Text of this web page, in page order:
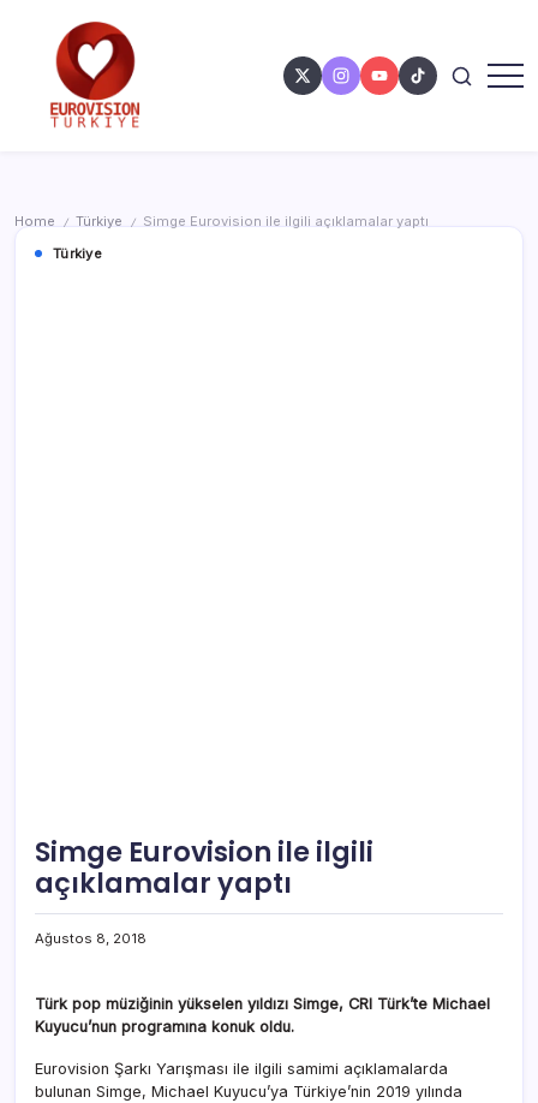
Home / Türkiye /
Simge Eurovision ile ilgili açıklamalar yaptı
Türkiye
Simge Eurovision ile ilgili
açıklamalar yaptı
Ağustos 8, 2018
Türk pop müziğinin yükselen yıldızı Simge, CRI Türk’te Michael
Kuyucu’nun programına konuk oldu.
Eurovision Şarkı Yarışması ile ilgili samimi açıklamalarda
bulunan Simge, Michael Kuyucu’ya Türkiye’nin 2019 yılında